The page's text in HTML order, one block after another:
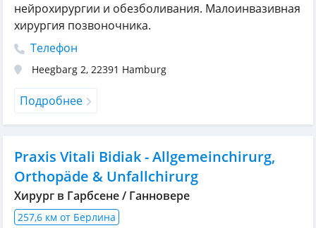
нейрохирургии и обезболивания. Малоинвазивная
хирургия позвоночника.
Телефон
Heegbarg 2, 22391 Hamburg
Подробнее
Praxis Vitali Bidiak - Allgemeinchirurg,
Orthopäde & Unfallchirurg
Хирург в Гарбсене / Ганновере
257,6 км от Берлина